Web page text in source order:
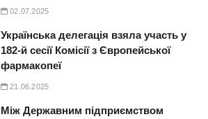
02.07.2025
Українська делегація взяла участь у
182-й сесії Комісії з Європейської
фармакопеї
21.06.2025
Між Державним підприємством